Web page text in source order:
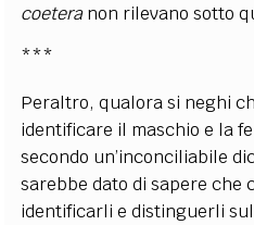
coeteranon rilevano sotto
***
Peraltro, qualora si neghi
identificare il maschio e la
secondo un’inconciliabile
sarebbe dato di sapere che
identificarli e distinguerli